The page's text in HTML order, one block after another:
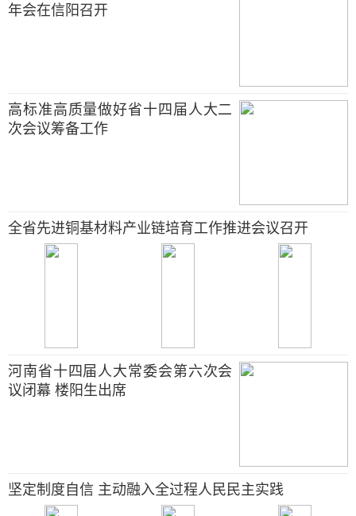
年会在信阳召开
高标准高质量做好省十四届人大二
次会议筹备工作
全省先进铜基材料产业链培育工作推进会议召开
河南省十四届人大常委会第六次会
议闭幕 楼阳生出席
坚定制度自信 主动融入全过程人民民主实践